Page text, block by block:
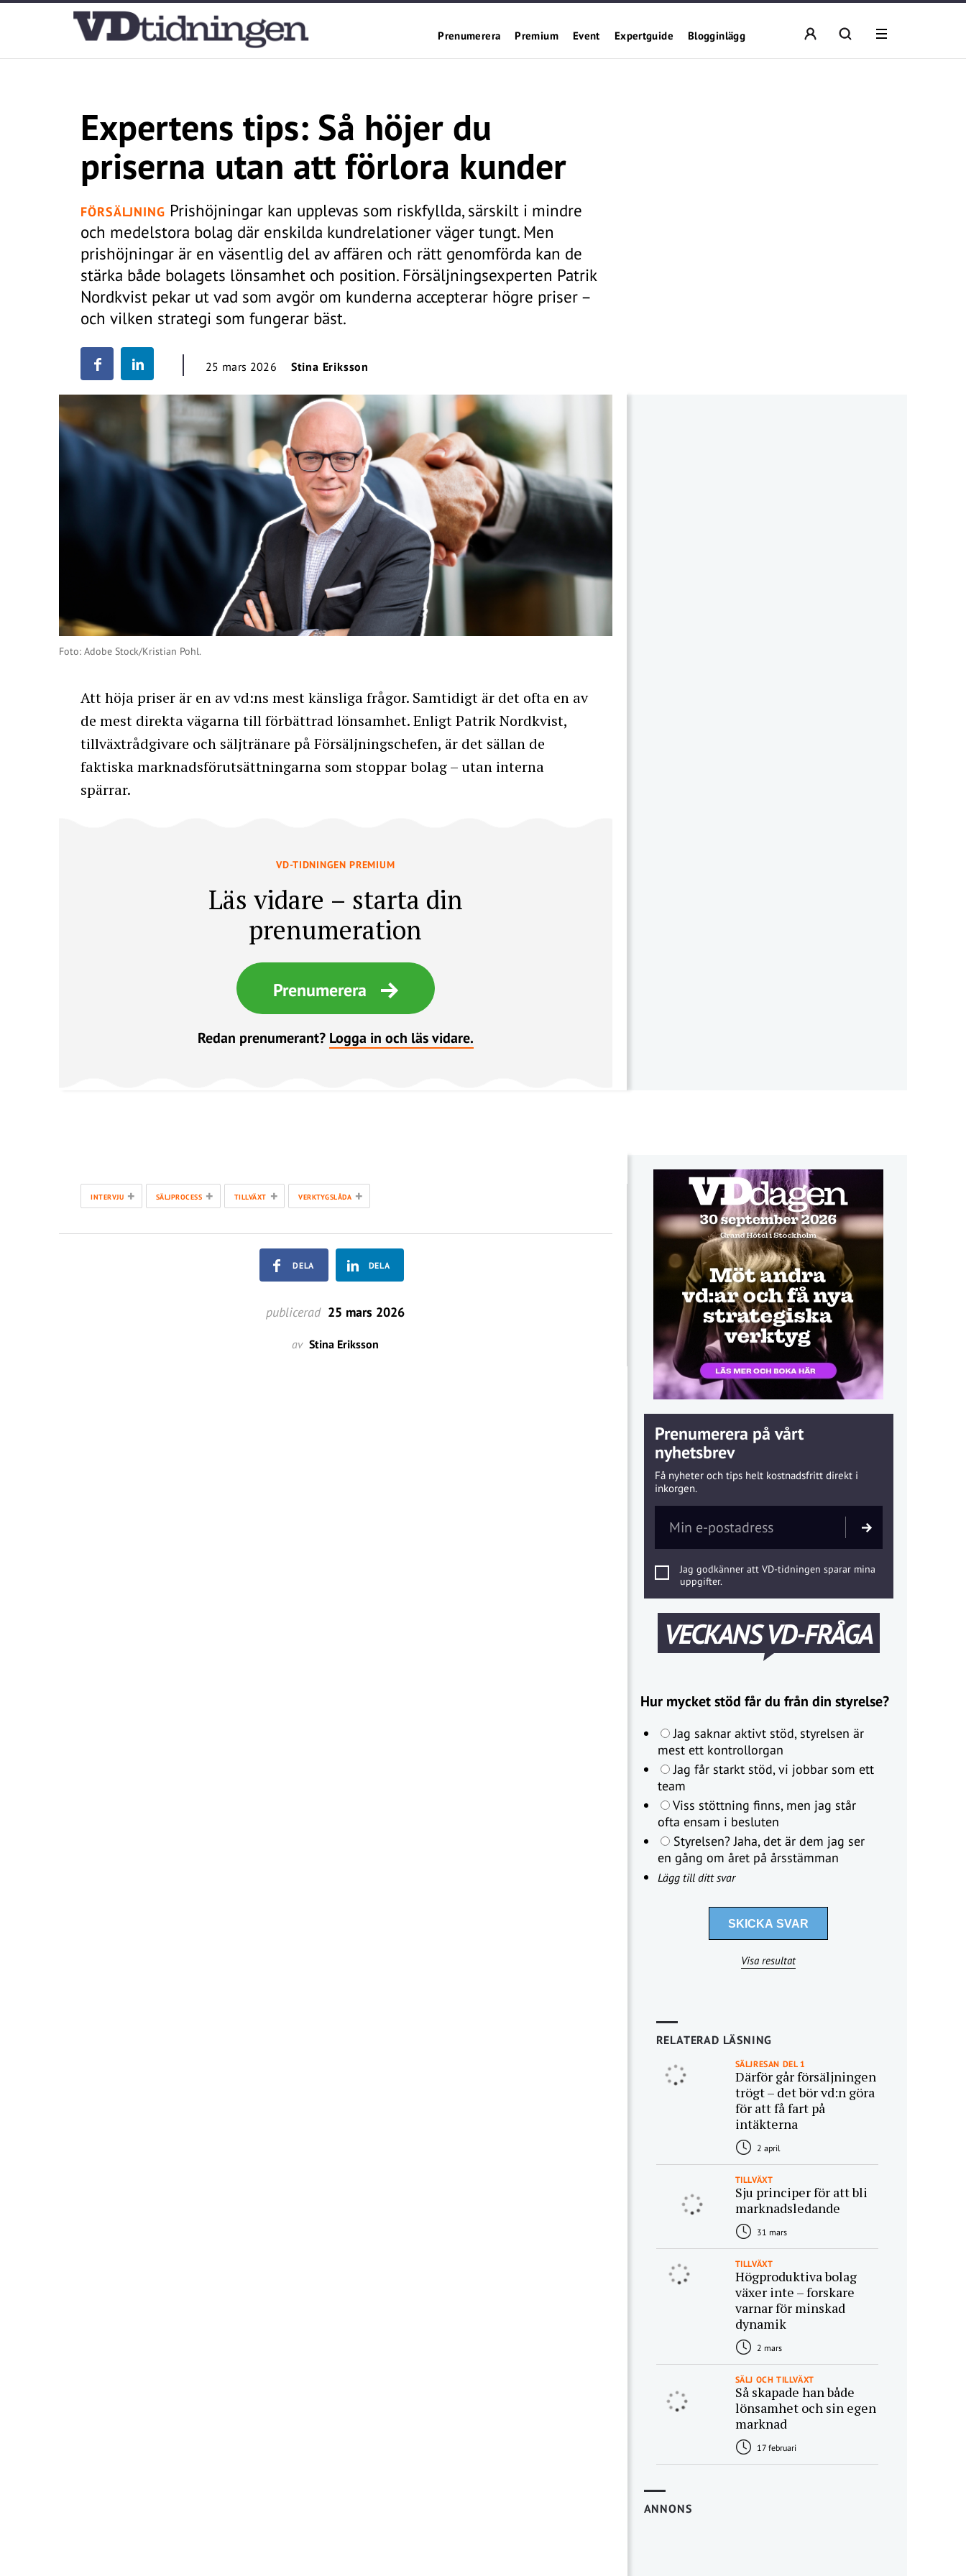
Prenumerera Premium Event Expertguide Blogginlägg
Expertens tips: Så höjer du
priserna utan att förlora kunder
FÖRSÄLJNING Prishöjningar kan upplevas som riskfyllda, särskilt i mindre
och medelstora bolag där enskilda kundrelationer väger tungt. Men
prishöjningar är en väsentlig del av affären och rätt genomförda kan de
stärka både bolagets lönsamhet och position. Försäljningsexperten Patrik
Nordkvist pekar ut vad som avgör om kunderna accepterar högre priser –
och vilken strategi som fungerar bäst.
25 mars 2026 Stina Eriksson
Foto: Adobe Stock/Kristian Pohl.
Att höja priser är en av vd:ns mest känsliga frågor. Samtidigt är det ofta en av
de mest direkta vägarna till förbättrad lönsamhet. Enligt Patrik Nordkvist,
tillväxtrådgivare och säljtränare på Försäljningschefen, är det sällan de
faktiska marknadsförutsättningarna som stoppar bolag – utan interna
spärrar.
VD-TIDNINGEN PREMIUM
Läs vidare – starta din
prenumeration
Prenumerera
Redan prenumerant? Logga in och läs vidare.
INTERVJU + SÄLJPROCESS + TILLVÄXT + VERKTYGSLÅDA +
DELA DELA
publicerad 25 mars 2026
av Stina Eriksson
Prenumerera på vårt
nyhetsbrev
Få nyheter och tips helt kostnadsfritt direkt i
inkorgen.
Jag godkänner att VD-tidningen sparar mina
uppgifter.
VECKANS VD-FRÅGA
Hur mycket stöd får du från din styrelse?
Jag saknar aktivt stöd, styrelsen är
mest ett kontrollorgan
Jag får starkt stöd, vi jobbar som ett
team
Viss stöttning finns, men jag står
ofta ensam i besluten
Styrelsen? Jaha, det är dem jag ser
en gång om året på årsstämman
Lägg till ditt svar
Visa resultat
RELATERAD LÄSNING
SÄLJRESAN DEL 1
Därför går försäljningen
trögt – det bör vd:n göra
för att få fart på
intäkterna
2 april
TILLVÄXT
Sju principer för att bli
marknadsledande
31 mars
TILLVÄXT
Högproduktiva bolag
växer inte – forskare
varnar för minskad
dynamik
2 mars
SÄLJ OCH TILLVÄXT
Så skapade han både
lönsamhet och sin egen
marknad
17 februari
ANNONS